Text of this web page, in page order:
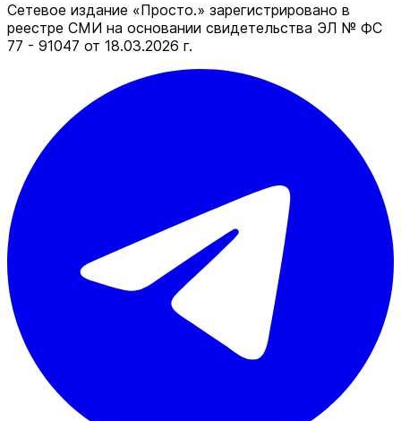
Сетевое издание «Просто.» зарегистрировано в
реестре СМИ на основании свидетельства ЭЛ № ФС
77 - 91047 от 18.03.2026 г.